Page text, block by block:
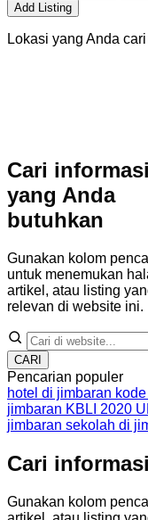
Add Listing
Lokasi yang Anda
Cari informasi
yang Anda
butuhkan
Gunakan kolom
untuk menemukan
artikel, atau listing
relevan di website ini.
CARI
Pencarian populer
hotel di jimbaran
jimbaran KBLI 2020
jimbaran sekolah di
Cari
Gunakan kolom